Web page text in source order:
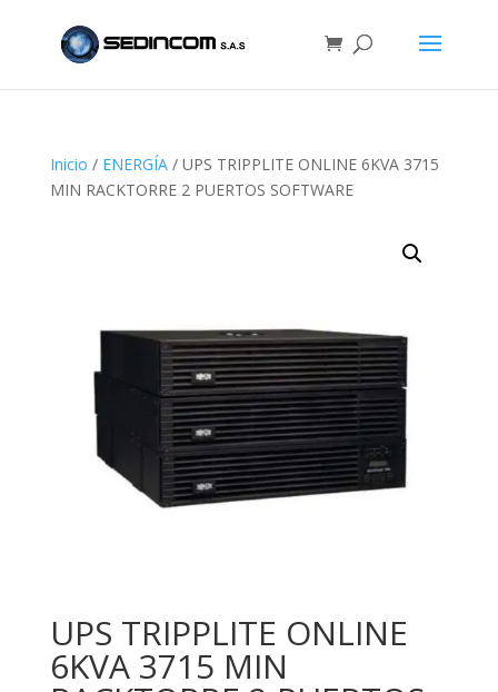
Inicio / ENERGÍA/ UPS TRIPPLITE ONLINE 6KVA 3715
MIN RACKTORRE 2 PUERTOS SOFTWARE
UPS TRIPPLITE ONLINE
6KVA 3715 MIN